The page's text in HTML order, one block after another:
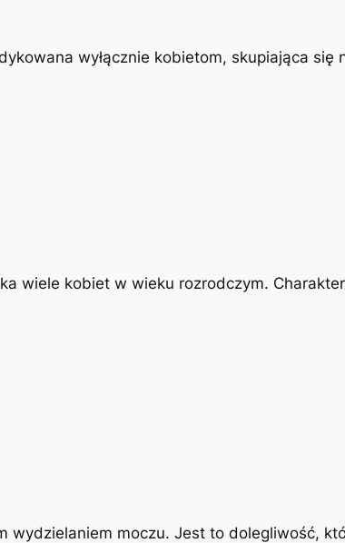
wyłącznie kobietom, skupiająca się
wiele kobiet w wieku rozrodczym.
wydzielaniem moczu. Jest to dolegliwość,